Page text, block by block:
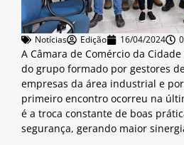
Notícias Edição 16/04/2024
A Câmara de Comércio da
do grupo formado por gestores
empresas da área industrial e
primeiro encontro ocorreu na
é a troca constante de boas
segurança, gerando maior